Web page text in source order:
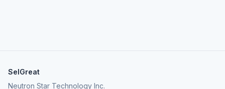
SelGreat
Neutron Star Technology Inc.